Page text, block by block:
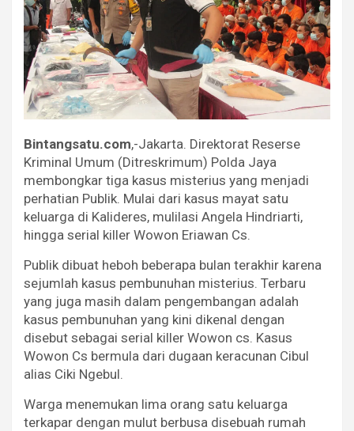
Bintangsatu.com,-Jakarta. Direktorat Reserse
Kriminal Umum (Ditreskrimum) Polda Jaya
membongkar tiga kasus misterius yang menjadi
perhatian Publik. Mulai dari kasus mayat satu
keluarga di Kalideres, mulilasi Angela Hindriarti,
hingga serial killer Wowon Eriawan Cs.
Publik dibuat heboh beberapa bulan terakhir karena
sejumlah kasus pembunuhan misterius. Terbaru
yang juga masih dalam pengembangan adalah
kasus pembunuhan yang kini dikenal dengan
disebut sebagai serial killer Wowon cs. Kasus
Wowon Cs bermula dari dugaan keracunan Cibul
alias Ciki Ngebul.
Warga menemukan lima orang satu keluarga
terkapar dengan mulut berbusa disebuah rumah